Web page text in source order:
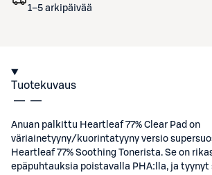
1–5 arkipäivää
Tuotekuvaus
Anuan palkittu Heartleaf 77% Clear Pad on
väriainetyyny/kuorintatyyny versio
Heartleaf 77% Soothing Tonerista. Se on
epäpuhtauksia poistavalla PHA:lla, ja